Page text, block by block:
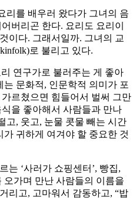
리를 배우러 왔다가 그녀의 음
버리곤 한다. 요리도 요리이
이다. 그래서일까. 그녀의 교
로 불리고 있다.
연구가로 불러주는 게 좋아
문화적, 인문학적 의미가 포
르쳤으면 힘들어서 벌써 그만
을 좋아해서 사람들과 만나
고, 웃고, 눈물 콧물 빼는 시간
귀하게 여겨야 할 중요한 것
는 ‘사러가 쇼핑센터’, 빵집,
오가며 만난 사람들의 이름을
리고, 고마워서 감동하고, “밥